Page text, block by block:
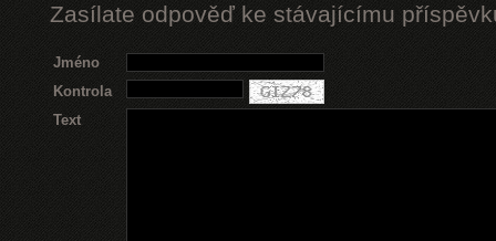
Zasílate odpověď ke stávajícímu
Jméno
Kontrola
Text